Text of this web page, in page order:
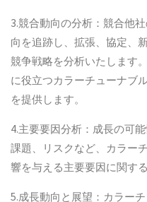
3.競合動向の分析：競合他
向を追跡し、拡張、協定、
競争戦略を分析いたします
に役立つカラーチューナブ
を提供します。
4.主要要因分析：成長の可
課題、リスクなど、カラー
響を与える主要要因に関す
5.成長動向と展望：カラー